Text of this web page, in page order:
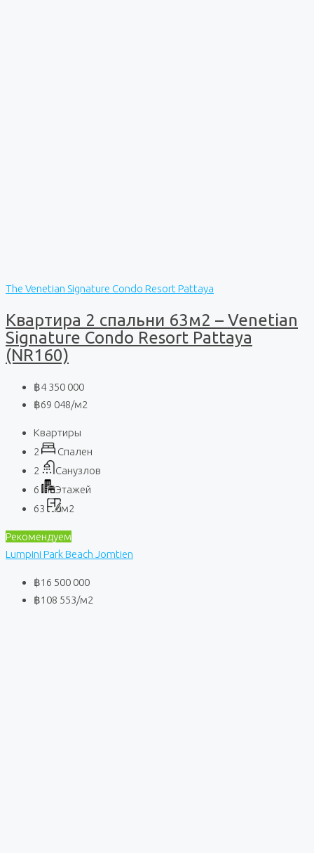
The Venetian Signature Condo Resort Pattaya
Квартира 2 спальни 63м2 – Venetian
Signature Condo Resort Pattaya
(NR160)
฿4 350 000
฿69 048/м2
Квартиры
2
Спален
2
Санузлов
6
Этажей
63
м2
Рекомендуем
Lumpini Park Beach Jomtien
฿16 500 000
฿108 553/м2